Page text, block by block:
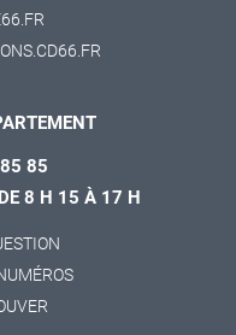
85
8 H 15 À 17 H